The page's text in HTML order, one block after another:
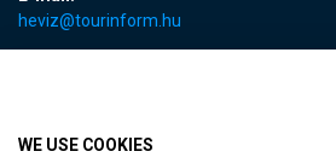
WE USE COOKIES
heviz@tourinform.hu